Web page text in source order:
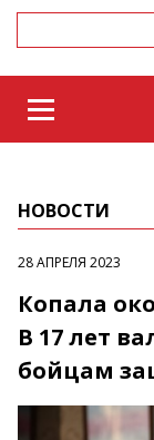
НОВОСТИ
28 АПРЕЛЯ 2023
Копала
В 17 лет
бойцам